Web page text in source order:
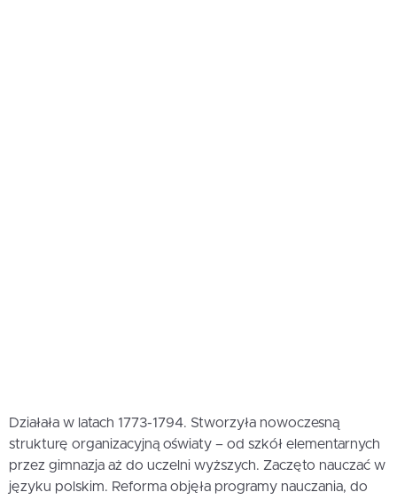
Działała w latach 1773-1794. Stworzyła nowoczesną
strukturę organizacyjną oświaty – od szkół elementarnych
przez gimnazja aż do uczelni wyższych. Zaczęto nauczać w
języku polskim. Reforma objęła programy nauczania, do